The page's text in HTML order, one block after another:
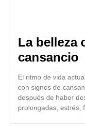
La belleza
cansancio
El ritmo de vida
con signos de
después de haber
prolongadas, estrés,